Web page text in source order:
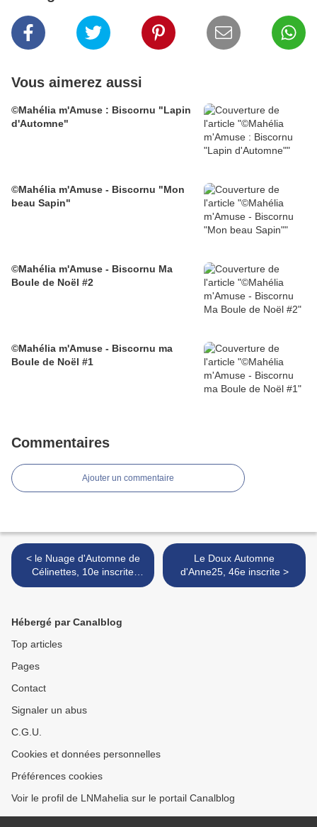
Vous aimerez aussi
©Mahélia m'Amuse : Biscornu "Lapin
d'Automne"
©Mahélia m'Amuse - Biscornu "Mon
beau Sapin"
©Mahélia m'Amuse - Biscornu Ma
Boule de Noël #2
©Mahélia m'Amuse - Biscornu ma
Boule de Noël #1
Commentaires
Ajouter un commentaire
< le Nuage d'Automne de
Célinettes, 10e inscrite
#PORTUGAIS
Le Doux Automne
d'Anne25, 46e inscrite >
Hébergé par Canalblog
Top articles
Pages
Contact
Signaler un abus
C.G.U.
Cookies et données personnelles
Préférences cookies
Voir le profil de LNMahelia sur le portail Canalblog